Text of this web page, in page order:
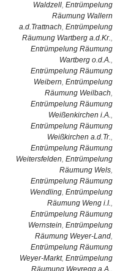
Waldzell, Entrümpelung
Räumung Wallern
a.d.Trattnach, Entrümpelung
Räumung Wartberg a.d.Kr.,
Entrümpelung Räumung
Wartberg o.d.A.,
Entrümpelung Räumung
Weibern, Entrümpelung
Räumung Weilbach,
Entrümpelung Räumung
Weißenkirchen i.A.,
Entrümpelung Räumung
Weißkirchen a.d.Tr.,
Entrümpelung Räumung
Weitersfelden, Entrümpelung
Räumung Wels,
Entrümpelung Räumung
Wendling, Entrümpelung
Räumung Weng i.I.,
Entrümpelung Räumung
Wernstein, Entrümpelung
Räumung Weyer-Land,
Entrümpelung Räumung
Weyer-Markt, Entrümpelung
Räumung Weyregg a.A.,